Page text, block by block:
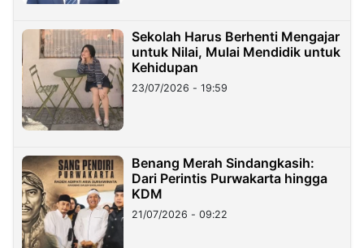
Sekolah Harus Berhenti Mengajar
untuk Nilai, Mulai Mendidik untuk
Kehidupan
23/07/2026 - 19:59
Benang Merah Sindangkasih:
Dari Perintis Purwakarta hingga
KDM
21/07/2026 - 09:22